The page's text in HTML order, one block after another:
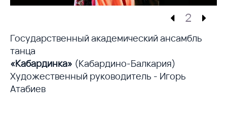
2
Государственный академический ансамбль
танца
«Кабардинка» (Кабардино-Балкария)
Художественный руководитель - Игорь
Атабиев